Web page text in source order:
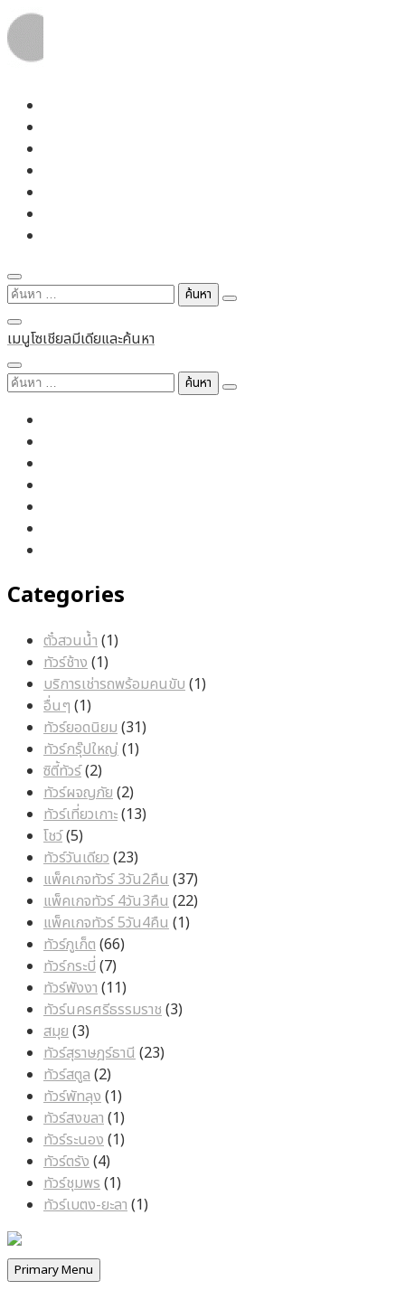
Skip
content
ค้นหา
สำหรับ:
เมนูโซเชียลมีเดียและค้นหา
ค้นหา
Categories
ตั๋วสวนน้ำ 11
ทัวร์ช้าง 11
สินค้า
บริการเช่ารถพร้อมคนขับ 11
อื่นๆ 11
สินค้า
ทัวร์ยอดนิยม 3131
ทัวร์กรุ๊ปใหญ่ 11
ซิตี้ทัวร์ 22
สินค้า
ทัวร์ผจญภัย 22
สินค้า
ทัวร์เที่ยวเกาะ 1313
โชว์ 55
สินค้า
ทัวร์วันเดียว 2323
สินค้า
แพ็คเกจทัวร์ 3วัน2คืน 3737
สินค้า
แพ็คเกจทัวร์ 4วัน3คืน 2222
แพ็คเกจทัวร์ 5วัน4คืน 11
ทัวร์ภูเก็ต 6666
ทัวร์กระบี่ 77
สินค้า
ทัวร์พังงา 1111
สินค้า
ทัวร์นครศรีธรรมราช 33
สมุย 33
สินค้า
ทัวร์สุราษฎร์ธานี 2323
ทัวร์สตูล 22
สินค้า
ทัวร์พัทลุง 11
สินค้า
ทัวร์สงขลา 11
สินค้า
ทัวร์ระนอง 11
ทัวร์ตรัง 44
สินค้า
ทัวร์ชุมพร 11
สินค้า
ทัวร์เบตง-ยะลา 11
Primary Menu